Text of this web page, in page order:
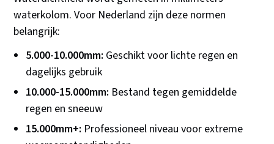
waterkolom. Voor Nederland zijn deze normen
belangrijk:
5.000-10.000mm: Geschikt voor lichte regen en
dagelijks gebruik
10.000-15.000mm: Bestand tegen gemiddelde
regen en sneeuw
15.000mm+: Professioneel niveau voor extreme